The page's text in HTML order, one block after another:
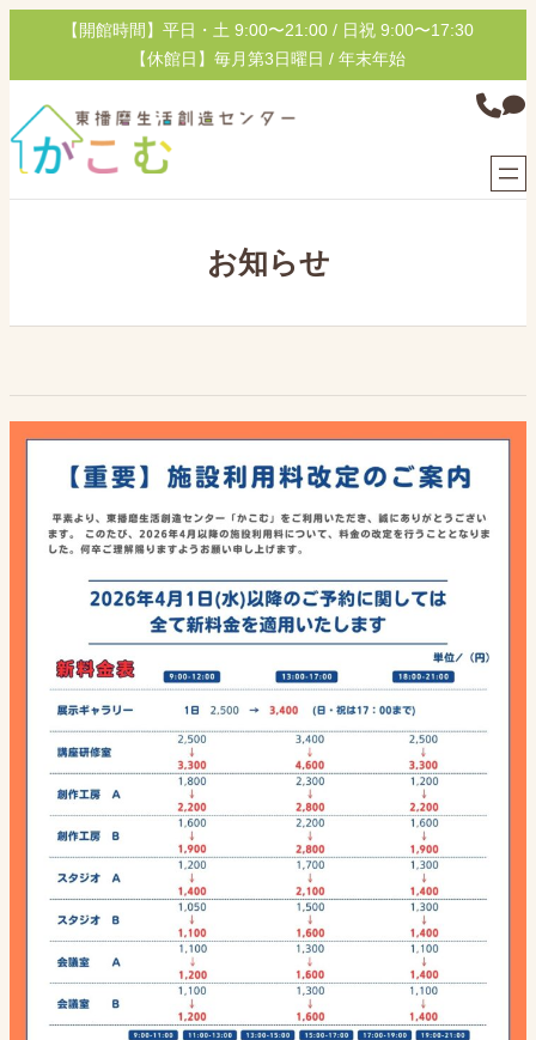
を
キ
ッ
プ
【開館時間】平日・土 9:00〜21:00 / 日祝 9:00〜17:30
【休館日】毎月第3日曜日 / 年末年始
グ
プ
お知らせ